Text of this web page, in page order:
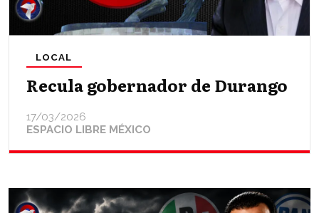
Recula gobernador de Durango
ESPACIO LIBRE MÉXICO
LOCAL
17/03/2026